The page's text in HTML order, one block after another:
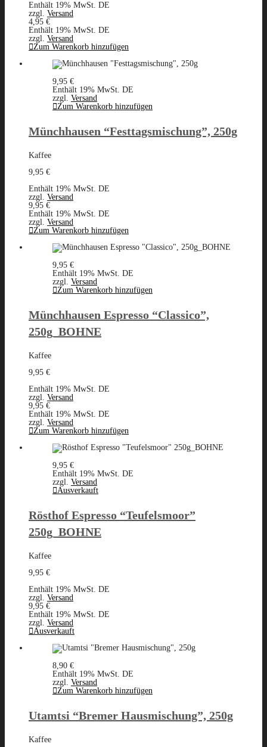
Enthält 19% MwSt. DE
zzgl. Versand
4,95 €
Enthält 19% MwSt. DE
zzgl. Versand
Zum Warenkorb hinzufügen
9,95 €
Enthält 19% MwSt. DE
zzgl. Versand
Zum Warenkorb hinzufügen
Münchhausen “Festtagsmischung”, 250g
Kaffee
9,95 €
Enthält 19% MwSt. DE
zzgl. Versand
9,95 €
Enthält 19% MwSt. DE
zzgl. Versand
Zum Warenkorb hinzufügen
9,95 €
Enthält 19% MwSt. DE
zzgl. Versand
Zum Warenkorb hinzufügen
Münchhausen Espresso “Classico”,
250g_BOHNE
Kaffee
9,95 €
Enthält 19% MwSt. DE
zzgl. Versand
9,95 €
Enthält 19% MwSt. DE
zzgl. Versand
Zum Warenkorb hinzufügen
9,95 €
Enthält 19% MwSt. DE
zzgl. Versand
Ausverkauft
Rösthof Espresso “Teufelsmoor”
250g_BOHNE
Kaffee
9,95 €
Enthält 19% MwSt. DE
zzgl. Versand
9,95 €
Enthält 19% MwSt. DE
zzgl. Versand
Ausverkauft
8,90 €
Enthält 19% MwSt. DE
zzgl. Versand
Zum Warenkorb hinzufügen
Utamtsi “Bremer Hausmischung”, 250g
Kaffee